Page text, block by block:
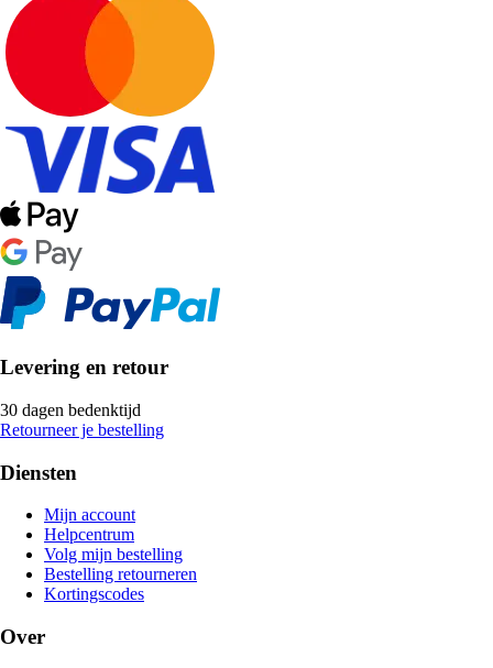
Levering en retour
30 dagen bedenktijd
Retourneer je bestelling
Diensten
Mijn account
Helpcentrum
Volg mijn bestelling
Bestelling retourneren
Kortingscodes
Over